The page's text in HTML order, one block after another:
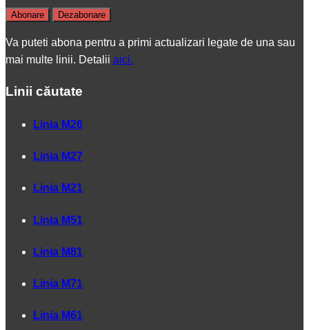
Va puteti abona pentru a primi actualizari legate de una sau
mai multe linii. Detalii aici.
Linii căutate
Linia M26
Linia M27
Linia M21
Linia M51
Linia M81
Linia M71
Linia M61